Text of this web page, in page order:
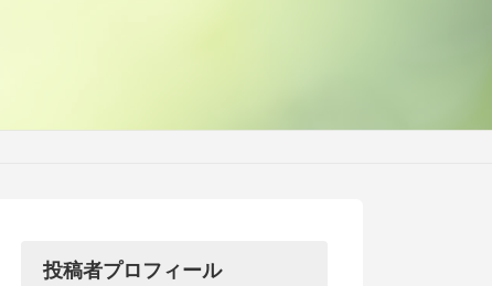
投稿者プロフィール